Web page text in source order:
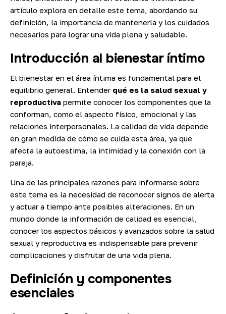
artículo explora en detalle este tema, abordando su
definición, la importancia de mantenerla y los cuidados
necesarios para lograr una vida plena y saludable.
Introducción al bienestar íntimo
El bienestar en el área íntima es fundamental para el
equilibrio general. Entender qué es la salud sexual y
reproductiva permite conocer los componentes que la
conforman, como el aspecto físico, emocional y las
relaciones interpersonales. La calidad de vida depende
en gran medida de cómo se cuida esta área, ya que
afecta la autoestima, la intimidad y la conexión con la
pareja.
Una de las principales razones para informarse sobre
este tema es la necesidad de reconocer signos de alerta
y actuar a tiempo ante posibles alteraciones. En un
mundo donde la información de calidad es esencial,
conocer los aspectos básicos y avanzados sobre la salud
sexual y reproductiva es indispensable para prevenir
complicaciones y disfrutar de una vida plena.
Definición y componentes
esenciales